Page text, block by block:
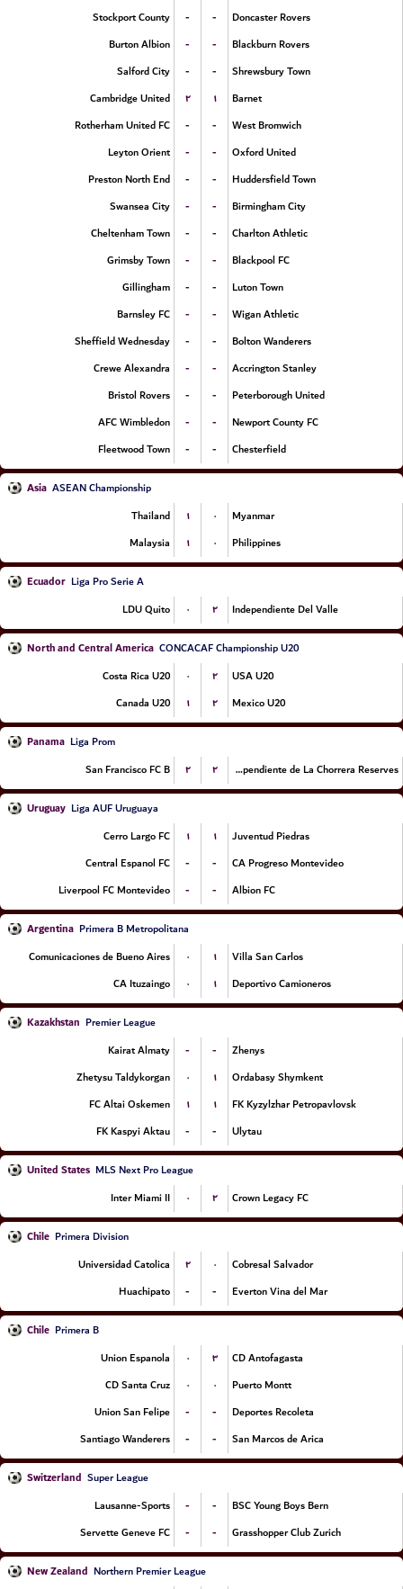
Stockport County
- -
Doncaster Rovers
Burton Albion
- -
Blackburn Rovers
Salford City
- -
Shrewsbury Town
Cambridge United
۲ ۱
Barnet
Rotherham United FC
- -
West Bromwich
Leyton Orient
- -
Oxford United
Preston North End
- -
Huddersfield Town
Swansea City
- -
Birmingham City
Cheltenham Town
- -
Charlton Athletic
Grimsby Town
- -
Blackpool FC
Gillingham
- -
Luton Town
Barnsley FC
- -
Wigan Athletic
Sheffield Wednesday
- -
Bolton Wanderers
Crewe Alexandra
- -
Accrington Stanley
Bristol Rovers
- -
Peterborough United
AFC Wimbledon
- -
Newport County FC
Fleetwood Town
- - Chesterfield
Asia ASEAN Championship
Thailand
۱ ۰
Myanmar
Malaysia
۱ ۰ Philippines
Ecuador Liga Pro Serie A
LDU Quito
۰ ۲ Independiente Del Valle
North and Central America CONCACAF Championship U20
Costa Rica U20
۰ ۲
USA U20
Canada U20
۱ ۲ Mexico U20
Panama Liga Prom
San Francisco FC B
۲ ۲ CA Independiente de La Chorrera Reserves
Uruguay Liga AUF Uruguaya
Cerro Largo FC
۱ ۱
Juventud Piedras
Central Espanol FC
- -
CA Progreso Montevideo
Liverpool FC Montevideo
- - Albion FC
Argentina Primera B Metropolitana
Comunicaciones de Bueno Aires
۰ ۱
Villa San Carlos
CA Ituzaingo
۰ ۱ Deportivo Camioneros
Kazakhstan Premier League
Kairat Almaty
- -
Zhenys
Zhetysu Taldykorgan
۰ ۱
Ordabasy Shymkent
FC Altai Oskemen
۱ ۱
FK Kyzylzhar Petropavlovsk
FK Kaspyi Aktau
- - Ulytau
United States MLS Next Pro League
Inter Miami II
۰ ۲ Crown Legacy FC
Chile Primera Division
Universidad Catolica
۲ ۰
Cobresal Salvador
Huachipato
- - Everton Vina del Mar
Chile Primera B
Union Espanola
۰ ۳
CD Antofagasta
CD Santa Cruz
۰ ۰
Puerto Montt
Union San Felipe
- -
Deportes Recoleta
Santiago Wanderers
- - San Marcos de Arica
Switzerland Super League
Lausanne-Sports
- -
BSC Young Boys Bern
Servette Geneve FC
- - Grasshopper Club Zurich
New Zealand Northern Premier League